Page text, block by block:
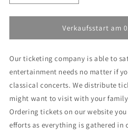
die
Menge
Metric
2012
t-
die
Menge
für
Metric
2012
t-
Verkaufsstart am
Our ticketing company is able to
entertainment needs no matter if
classical concerts. We distribute
might want to visit with your
Ordering tickets on our website
efforts as everything is gathered in